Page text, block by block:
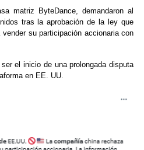
matriz ByteDance, demandaron al
tras la aprobación de la ley que
su participación accionaria con
el inicio de una prolongada disputa
en EE. UU.